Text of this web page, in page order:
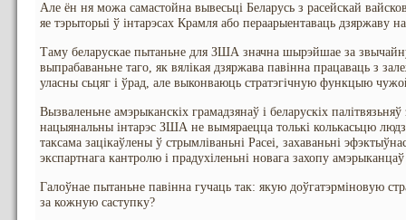
Але ён ня можа самастойна вывесьці Беларусь з расейскай
яе тэрыторыі ў інтарэсах Крамля або пераарыентаваць дзяржаву
Таму беларускае пытаньне для ЗША значна шырэйшае за
выпрабаваньне таго, як вялікая дзяржава павінна працаваць з
уласны сьцяг і ўрад, але выконваюць стратэгічную функцыю
Вызваленьне амэрыканскіх грамадзянаў і беларускіх
нацыянальны інтарэс ЗША не вымяраецца толькі колькасьцю
таксама зацікаўлены ў стрымліваньні Расеі, захаваньні
экспартнага кантролю і прадухіленьні новага захопу амэрыканцаў
Галоўнае пытаньне павінна гучаць так: якую доўгатэрміновую
за кожную саступку?